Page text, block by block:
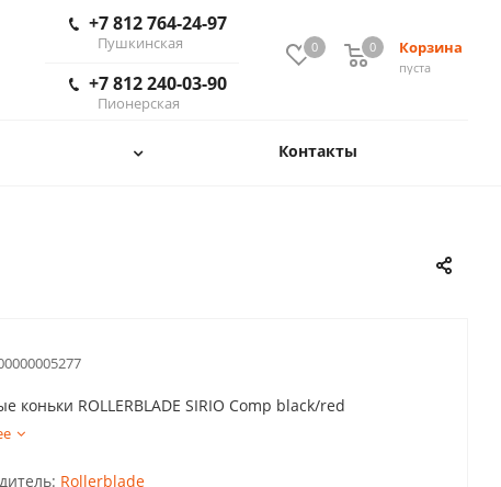
0 Корзина
пуста
0
+7 812 764-24-97
Пушкинская
+7 812 240-03-90
Пионерская
Контакты
коньки ROLLERBLADE SIRIO Comp black/red
Rollerblade